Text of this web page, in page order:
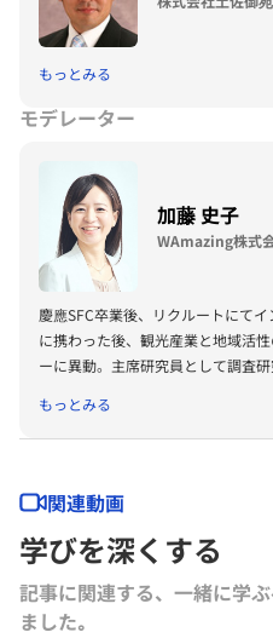
もっとみる
モデレーター
加藤 史子
WAmazing株式
慶應SFC卒業後、リクルートにて
に携わった後、観光産業と地域活
ーに異動。主席研究員として調査
化に資するプラットフォ-ムを立ち
株式会社を創業。 2年半以上に渡
になりうるインバウンド市場で日
ラットフォームサービスを作るべく
もっとみる
関連動画
学びを深くする
記事に関連する、一緒に学
ました｡